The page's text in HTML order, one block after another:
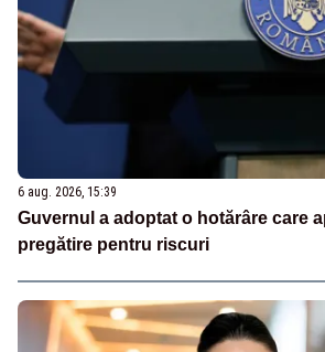
6 aug. 2026, 15:39
Guvernul a adoptat o hotărâre care
pregătire pentru riscuri